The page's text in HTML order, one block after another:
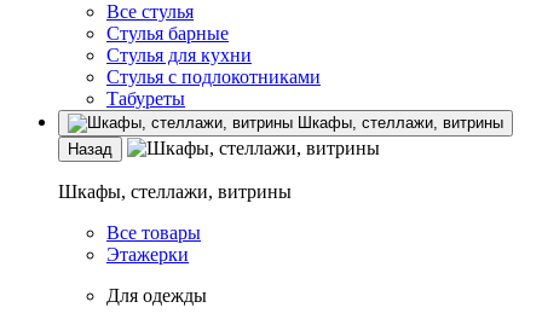
Все стулья
Стулья барные
Стулья для кухни
Стулья с подлокотниками
Табуреты
Шкафы, стеллажи, витрины
Назад
Шкафы, стеллажи, витрины
Все товары
Этажерки
Для одежды